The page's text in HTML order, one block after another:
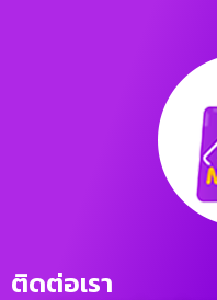
ติดต่อเรา